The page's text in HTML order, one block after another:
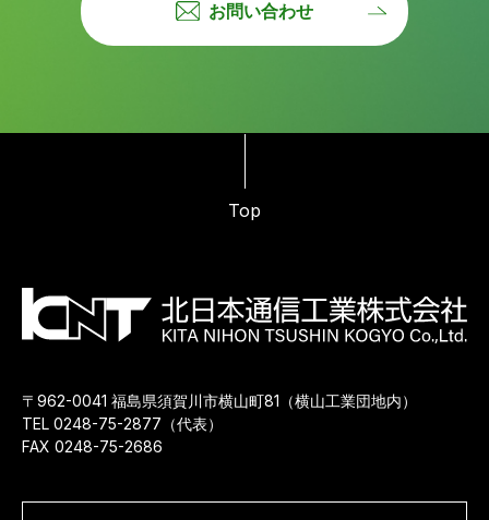
お問い合わせ
Top
〒962-0041 福島県須賀川市横山町81（横山工業団地内）
TEL 0248-75-2877（代表）
FAX 0248-75-2686